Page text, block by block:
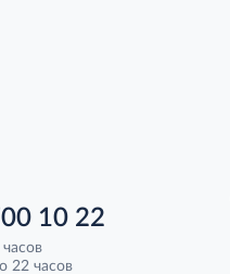
10 22
22 часов